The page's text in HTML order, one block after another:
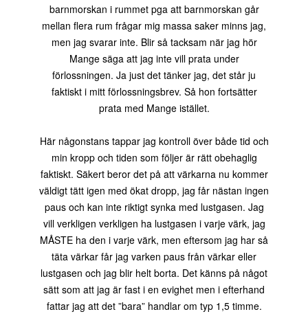
barnmorskan i rummet pga att barnmorskan går
mellan flera rum frågar mig massa saker minns jag,
men jag svarar inte. Blir så tacksam när jag hör
Mange säga att jag inte vill prata under
förlossningen. Ja just det tänker jag, det står ju
faktiskt i mitt förlossningsbrev. Så hon fortsätter
prata med Mange istället.
Här någonstans tappar jag kontroll över både tid och
min kropp och tiden som följer är rätt obehaglig
faktiskt. Säkert beror det på att värkarna nu kommer
väldigt tätt igen med ökat dropp, jag får nästan ingen
paus och kan inte riktigt synka med lustgasen. Jag
vill verkligen verkligen ha lustgasen i varje värk, jag
MÅSTE ha den i varje värk, men eftersom jag har så
täta värkar får jag varken paus från värkar eller
lustgasen och jag blir helt borta. Det känns på något
sätt som att jag är fast i en evighet men i efterhand
fattar jag att det ”bara” handlar om typ 1,5 timme.